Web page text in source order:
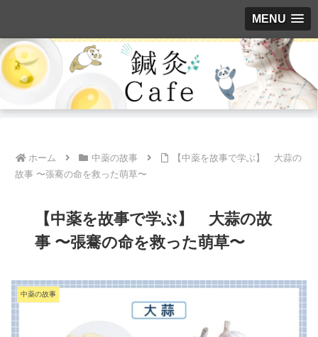
MENU
ホーム 中薬の故事
【中薬を故事で学ぶ】 大蒜の
故事 〜張騫の命を救った萌草〜
【中薬を故事で学ぶ】 大蒜の故
事 〜張騫の命を救った萌草〜
中薬の故事